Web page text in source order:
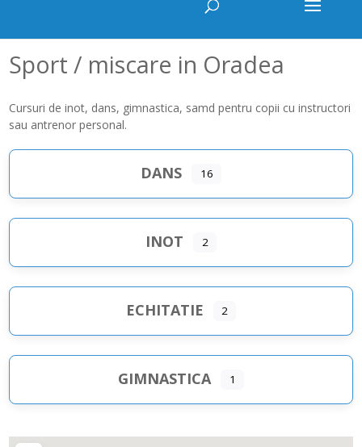
Sport / miscare in Oradea
Cursuri de inot, dans, gimnastica, samd pentru copii cu instructori
sau antrenor personal.
DANS 16
INOT 2
ECHITATIE 2
GIMNASTICA 1